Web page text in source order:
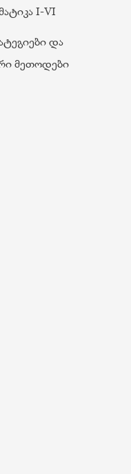
I-VI
და
მეთოდები